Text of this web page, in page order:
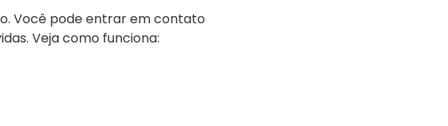
Você pode entrar em contato
Veja como funciona: